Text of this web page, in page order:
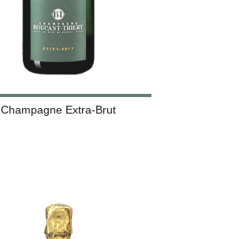
Champagne Extra-Brut